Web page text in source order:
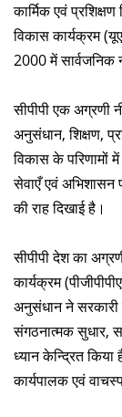
कार्यपालक शिक्षा
उत्कृष्टता केंद्र
संकाय
अनुसंधान
जर्नल
दान
कार्मिक एवं
विकास कार्यक्रम
2000 में सार्वजनिक
सीपीपी एक अग्रणी
अनुसंधान, शिक्षण,
विकास के परिणामों
सेवाएँ एवं अभिशासन
की राह दिखाई है।
सीपीपी देश का
कार्यक्रम
अनुसंधान ने सरकारी
संगठनात्‍मक सुधार,
ध्‍यान केन्द्रित किया
कार्यपालक एवं